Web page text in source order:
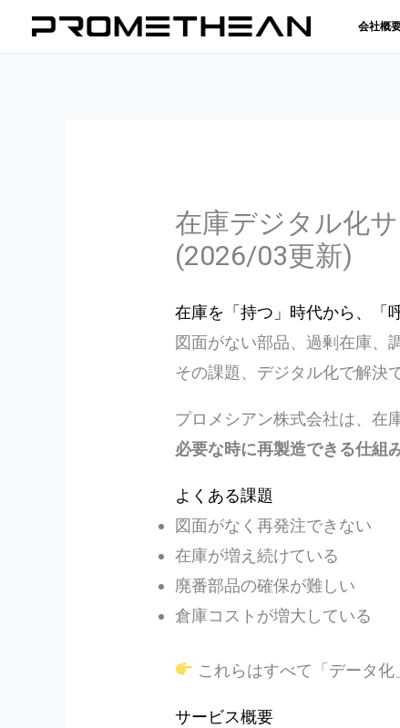
会社概
在庫デジタル化
(2026/03更新)
在庫を「持つ」時代から、「
図面がない部品、過剰在庫、
その課題、デジタル化で解決
プロメシアン株式会社は、在
必要な時に再製造できる仕組
よくある課題
図面がなく再発注できない
在庫が増え続けている
廃番部品の確保が難しい
倉庫コストが増大している
これらはすべて「データ
サービス概要